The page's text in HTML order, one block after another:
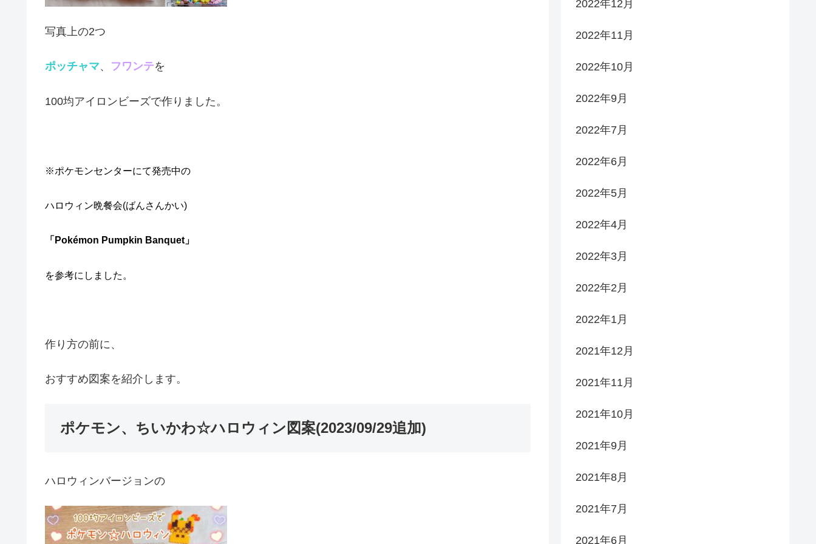
写真上の2つ
ポッチャマ、 フワンテを
100均アイロンビーズで作りました。
※ポケモンセンターにて発売中の
ハロウィン晩餐会(ばんさんかい)
「Pokémon Pumpkin Banquet」
を参考にしました。
作り方の前に、
おすすめ図案を紹介します。
ポケモン、ちいかわ☆ハロウィン図案(2023/09/29追加)
ハロウィンバージョンの
2022年12月
2022年11月
2022年10月
2022年9月
2022年7月
2022年6月
2022年5月
2022年4月
2022年3月
2022年2月
2022年1月
2021年12月
2021年11月
2021年10月
2021年9月
2021年8月
2021年7月
2021年6月